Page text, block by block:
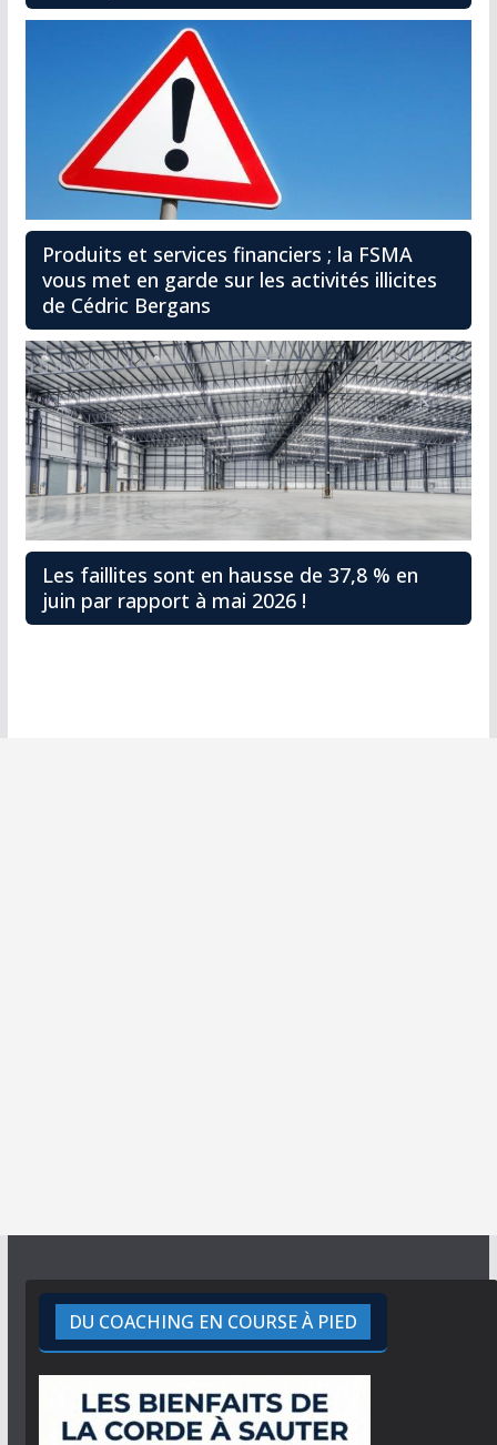
Produits et services financiers ; la FSMA
vous met en garde sur les activités illicites
de Cédric Bergans
Les faillites sont en hausse de 37,8 % en
juin par rapport à mai 2026 !
DU COACHING EN COURSE À PIED